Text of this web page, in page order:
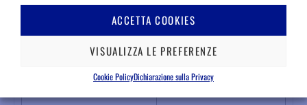
ACCETTA COOKIES
VISUALIZZA LE PREFERENZE
Cookie PolicyDichiarazione sulla Privacy
inferiore
centrifugo